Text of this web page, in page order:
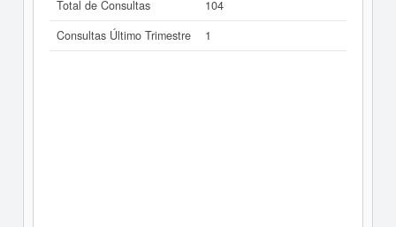
Total de Consultas
104
Consultas Último Trimestre
1